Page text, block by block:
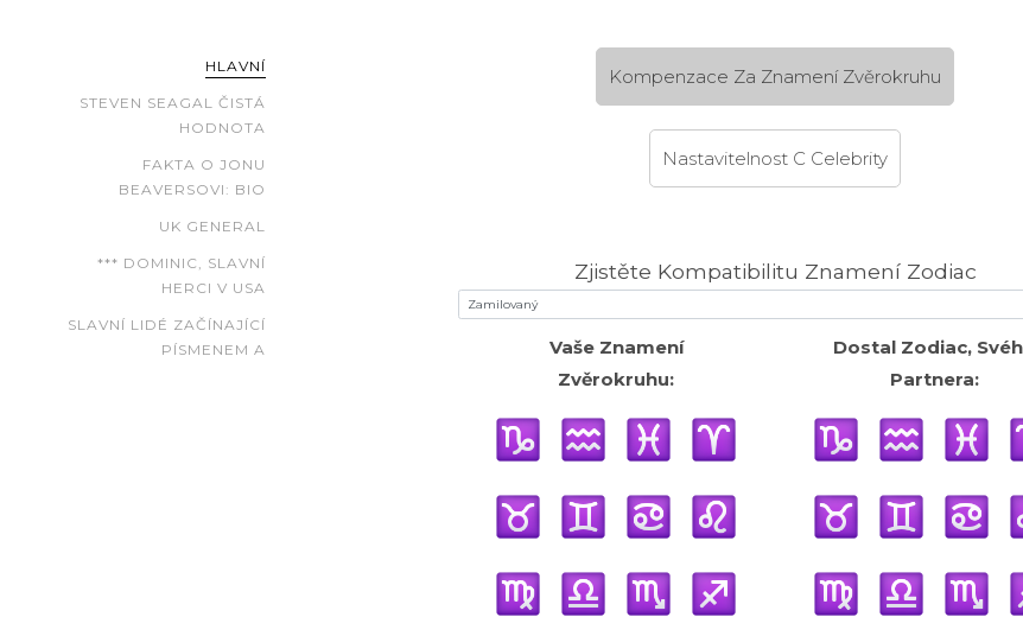
HLAVNÍ
STEVEN SEAGAL ČISTÁ
HODNOTA
FAKTA O JONU
BEAVERSOVI: BIO
UK GENERAL
*** DOMINIC, SLAVNÍ
HERCI V USA
SLAVNÍ LIDÉ ZAČÍNAJÍCÍ
PÍSMENEM A
Kompenzace Za Znamení Zvěrokruhu
Nastavitelnost C Celebrity
Zjistěte Kompatibilitu Znamení Zodiac
Vaše Znamení
Zvěrokruhu:
Dostal Zodiac,
Partnera: